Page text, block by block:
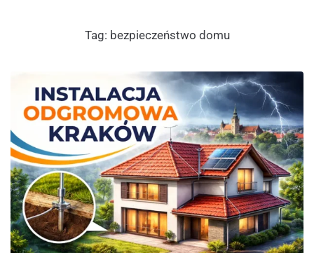
Tag: bezpieczeństwo domu